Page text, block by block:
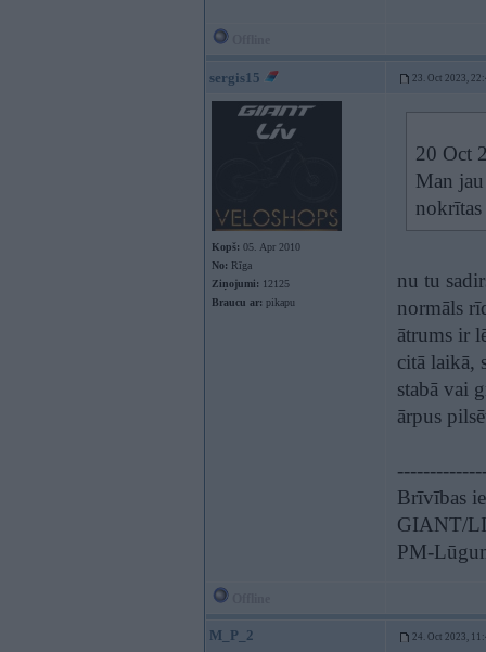
sergis15 23. Oct 2023,
Kopš: 05. Apr 2010
No: Rīga
Ziņojumi: 12125
Braucu ar: pikapu
20 Oct
Man
nu tu
normāls
ātrums ir
citā laikā,
stabā vai
ārpus
Brīvības
GIANT/
PM-
M_P_2 24. Oct 2023,